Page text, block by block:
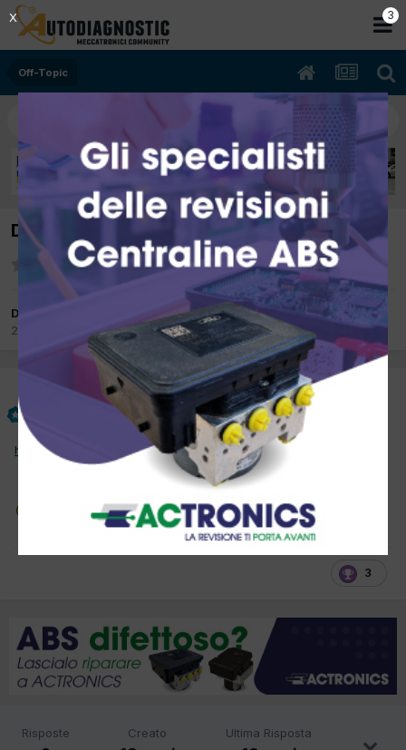
Off-Topic
Dedicato a chi ama la neve(e il pericolo)
Da kid turbo
28 Gennaio 2013inOff-Topic
kid turbo
28 Gennaio 2013
https://www.youtube.com/watch?v=mNgPgCTzmGs
3
Risposte Creato Ultima Risposta
3
X